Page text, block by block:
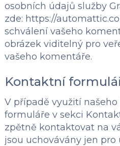
osobních údajů služby
zde: https://
schválení vašeho
obrázek viditelný pro
vašeho komentáře.
Kontaktní
V případě využití
formuláře v sekci
zpětně kontaktovat na
jsou uchovávány jen pro